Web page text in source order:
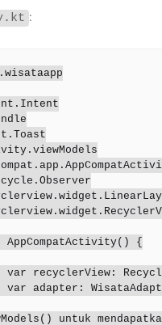
:
{